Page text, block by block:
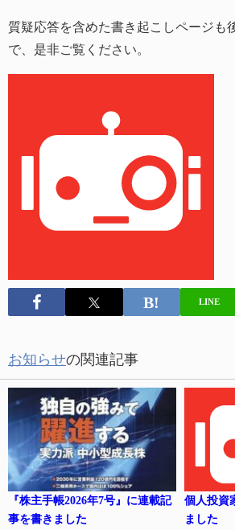
質疑応答を含めた書き起こしページも
で、是非ご覧ください。
LINE
お知らせの関連記事
『株主手帳2026年7号』に連載記
事を書きました
個人投資
ました